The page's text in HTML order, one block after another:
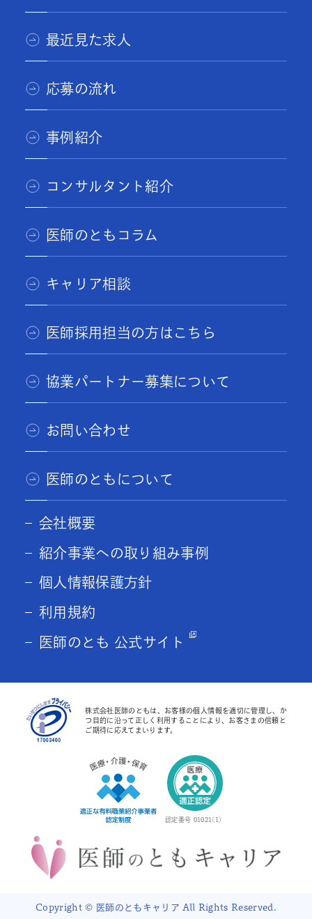
最近見た求人
応募の流れ
事例紹介
コンサルタント紹介
医師のともコラム
キャリア相談
医師採用担当の方はこちら
協業パートナー募集について
お問い合わせ
医師のともについて
会社概要
紹介事業への取り組み事例
個人情報保護方針
利用規約
医師のとも 公式サイト
認定番号 01021(1)
株式会社医師のともは、お客様の個人情報を適切に管理し、か
つ目的に沿って正しく利用することにより、お客さまの信頼と
ご期待に応えてまいります。
Copyright © 医師のともキャリア All Rights Reserved.